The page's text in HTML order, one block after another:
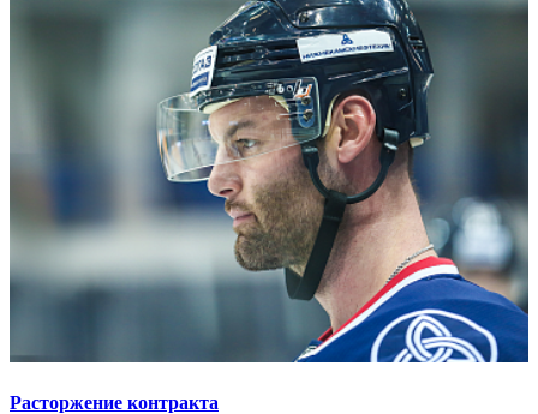
Расторжение контракта